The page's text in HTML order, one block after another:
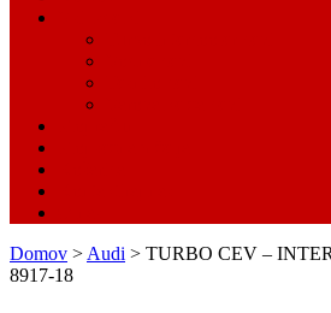
Domov > Audi > TURBO CEV –
8917-18